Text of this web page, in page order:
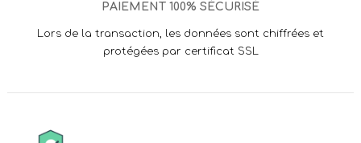
PAIEMENT 100% SÉCURISÉ
Lors de la transaction, les données sont chiffrées et
protégées par certificat SSL